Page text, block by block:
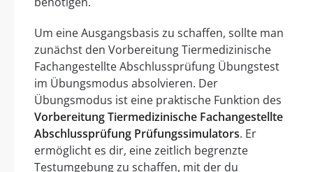
Um eine Ausgangsbasis zu schaffen, sollte man
zunächst den Vorbereitung Tiermedizinische
Fachangestellte Abschlussprüfung Übungstest
im Übungsmodus absolvieren. Der
Übungsmodus ist eine praktische Funktion des
Vorbereitung Tiermedizinische Fachangestellte
Abschlussprüfung Prüfungssimulators. Er
ermöglicht es dir, eine zeitlich begrenzte
Testumgebung zu schaffen, mit der du